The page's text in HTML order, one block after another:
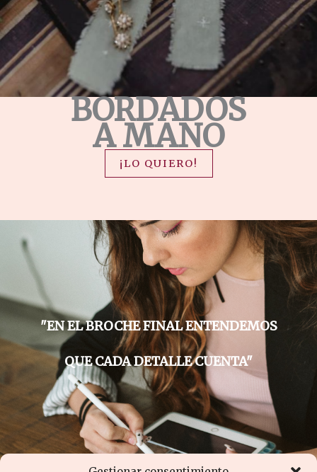
BORDADOS
A MANO
¡LO QUIERO!
"EN EL BROCHE FINAL ENTENDEMOS
QUE CADA DETALLE CUENTA"